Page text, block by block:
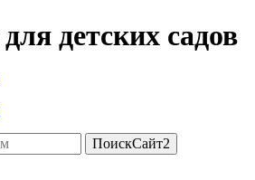
детских садов
ПоискСайт2